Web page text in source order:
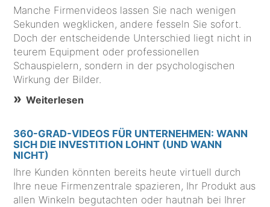
Manche Firmenvideos lassen Sie nach wenigen
Sekunden wegklicken, andere fesseln Sie sofort.
Doch der entscheidende Unterschied liegt nicht in
teurem Equipment oder professionellen
Schauspielern, sondern in der psychologischen
Wirkung der Bilder.
Weiterlesen
360-GRAD-VIDEOS FÜR UNTERNEHMEN: WANN
SICH DIE INVESTITION LOHNT (UND WANN
NICHT)
Ihre Kunden könnten bereits heute virtuell durch
Ihre neue Firmenzentrale spazieren, Ihr Produkt aus
allen Winkeln begutachten oder hautnah bei Ihrer